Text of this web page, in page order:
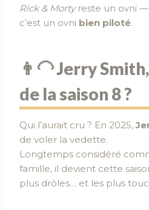
Rick & Mortyreste un ovni —
c’est un ovni bien piloté.
👨‍🦲 Jerry
de la saison 8 ?
Qui l’aurait cru ? En 2025,
de voler la vedette.
Longtemps considéré
famille, il devient cette
plus drôles… et les plus